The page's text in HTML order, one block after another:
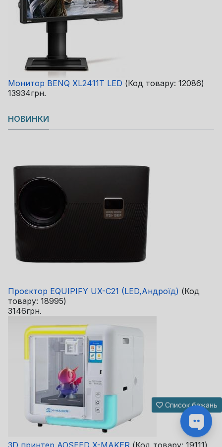
Монитор BENQ XL2411T LED (Код товару: 12086)
13934грн.
НОВИНКИ
Проєктор EQUIPIFY UX-C21 (LED,Андроїд) (Код
товару: 18995)
3146грн.
3D принтер AOSEED X-MAKER (Код товару: 19111)
Список бажань